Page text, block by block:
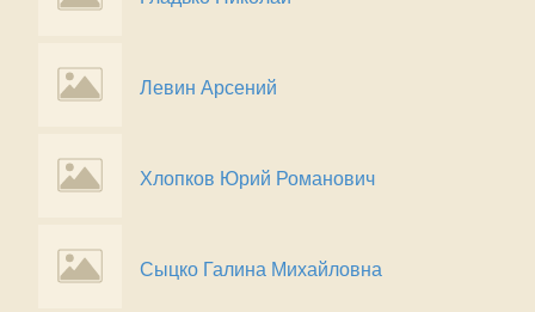
Левин Арсений
Хлопков Юрий Романович
Сыцко Галина Михайловна